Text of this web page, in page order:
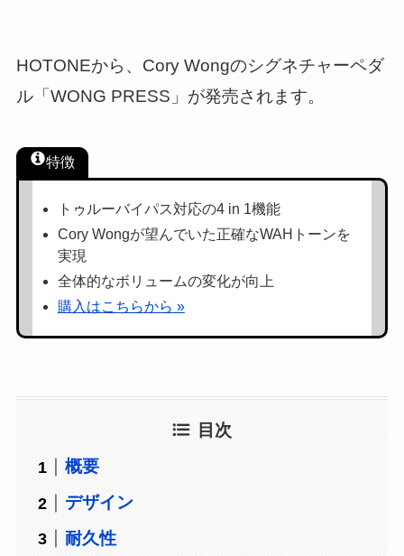
HOTONEから、Cory Wongのシグネチャーペダ
ル「WONG PRESS」が発売されます。
特徴
トゥルーバイパス対応の4 in 1機能
Cory Wongが望んでいた正確なWAHトーンを
実現
全体的なボリュームの変化が向上
購入はこちらから »
目次
概要
デザイン
耐久性